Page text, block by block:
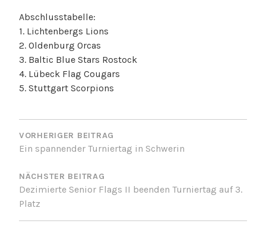
Abschlusstabelle:
1. Lichtenbergs Lions
2. Oldenburg Orcas
3. Baltic Blue Stars Rostock
4. Lübeck Flag Cougars
5. Stuttgart Scorpions
BEITRAGSNAVIGATION
VORHERIGER BEITRAG
Ein spannender Turniertag in Schwerin
NÄCHSTER BEITRAG
Dezimierte Senior Flags II beenden Turniertag auf 3.
Platz